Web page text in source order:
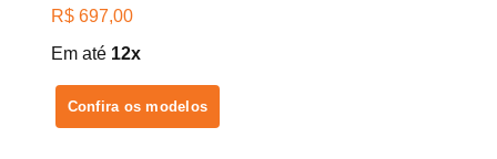
R$ 697,00
Em até 12x
Confira os modelos